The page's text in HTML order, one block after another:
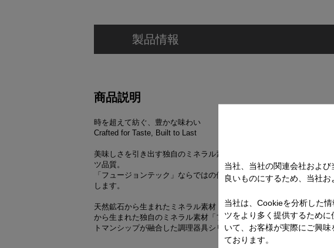
製品情報
商品説明
時を超えて紡ぐ、豊かな味わい
Crafted for Taste, Built to Last
美味しさを引き出す独自のミネラル素材と、年月を重ねるほどに信頼
ツ品質。
「フュージョンテック」ならではの価値が、日々の暮らしに豊かな味
します。
天然鉱石から生まれたミネラル素材「フュージョンテック」。厳選さ
から生まれた独自のミネラル素材「フュージョンテック」と、ドイツ
トマンシップが融合した調理器具シリーズ。
当社、当社の関連会社およ
良いものにするため、当社
当社は、Cookieを分析した
ツをより多く提供するため
いて、お客様が実際にご興
ております。